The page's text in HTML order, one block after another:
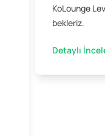
KoLounge
bekleriz.
Detaylı